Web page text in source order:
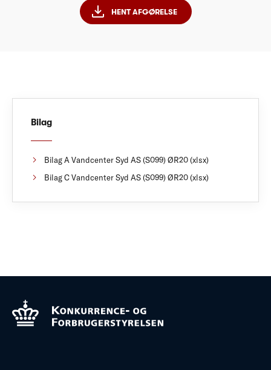
HENT AFGØRELSE
Bilag
Bilag A Vandcenter Syd AS (S099) ØR20 (xlsx)
Bilag C Vandcenter Syd AS (S099) ØR20 (xlsx)